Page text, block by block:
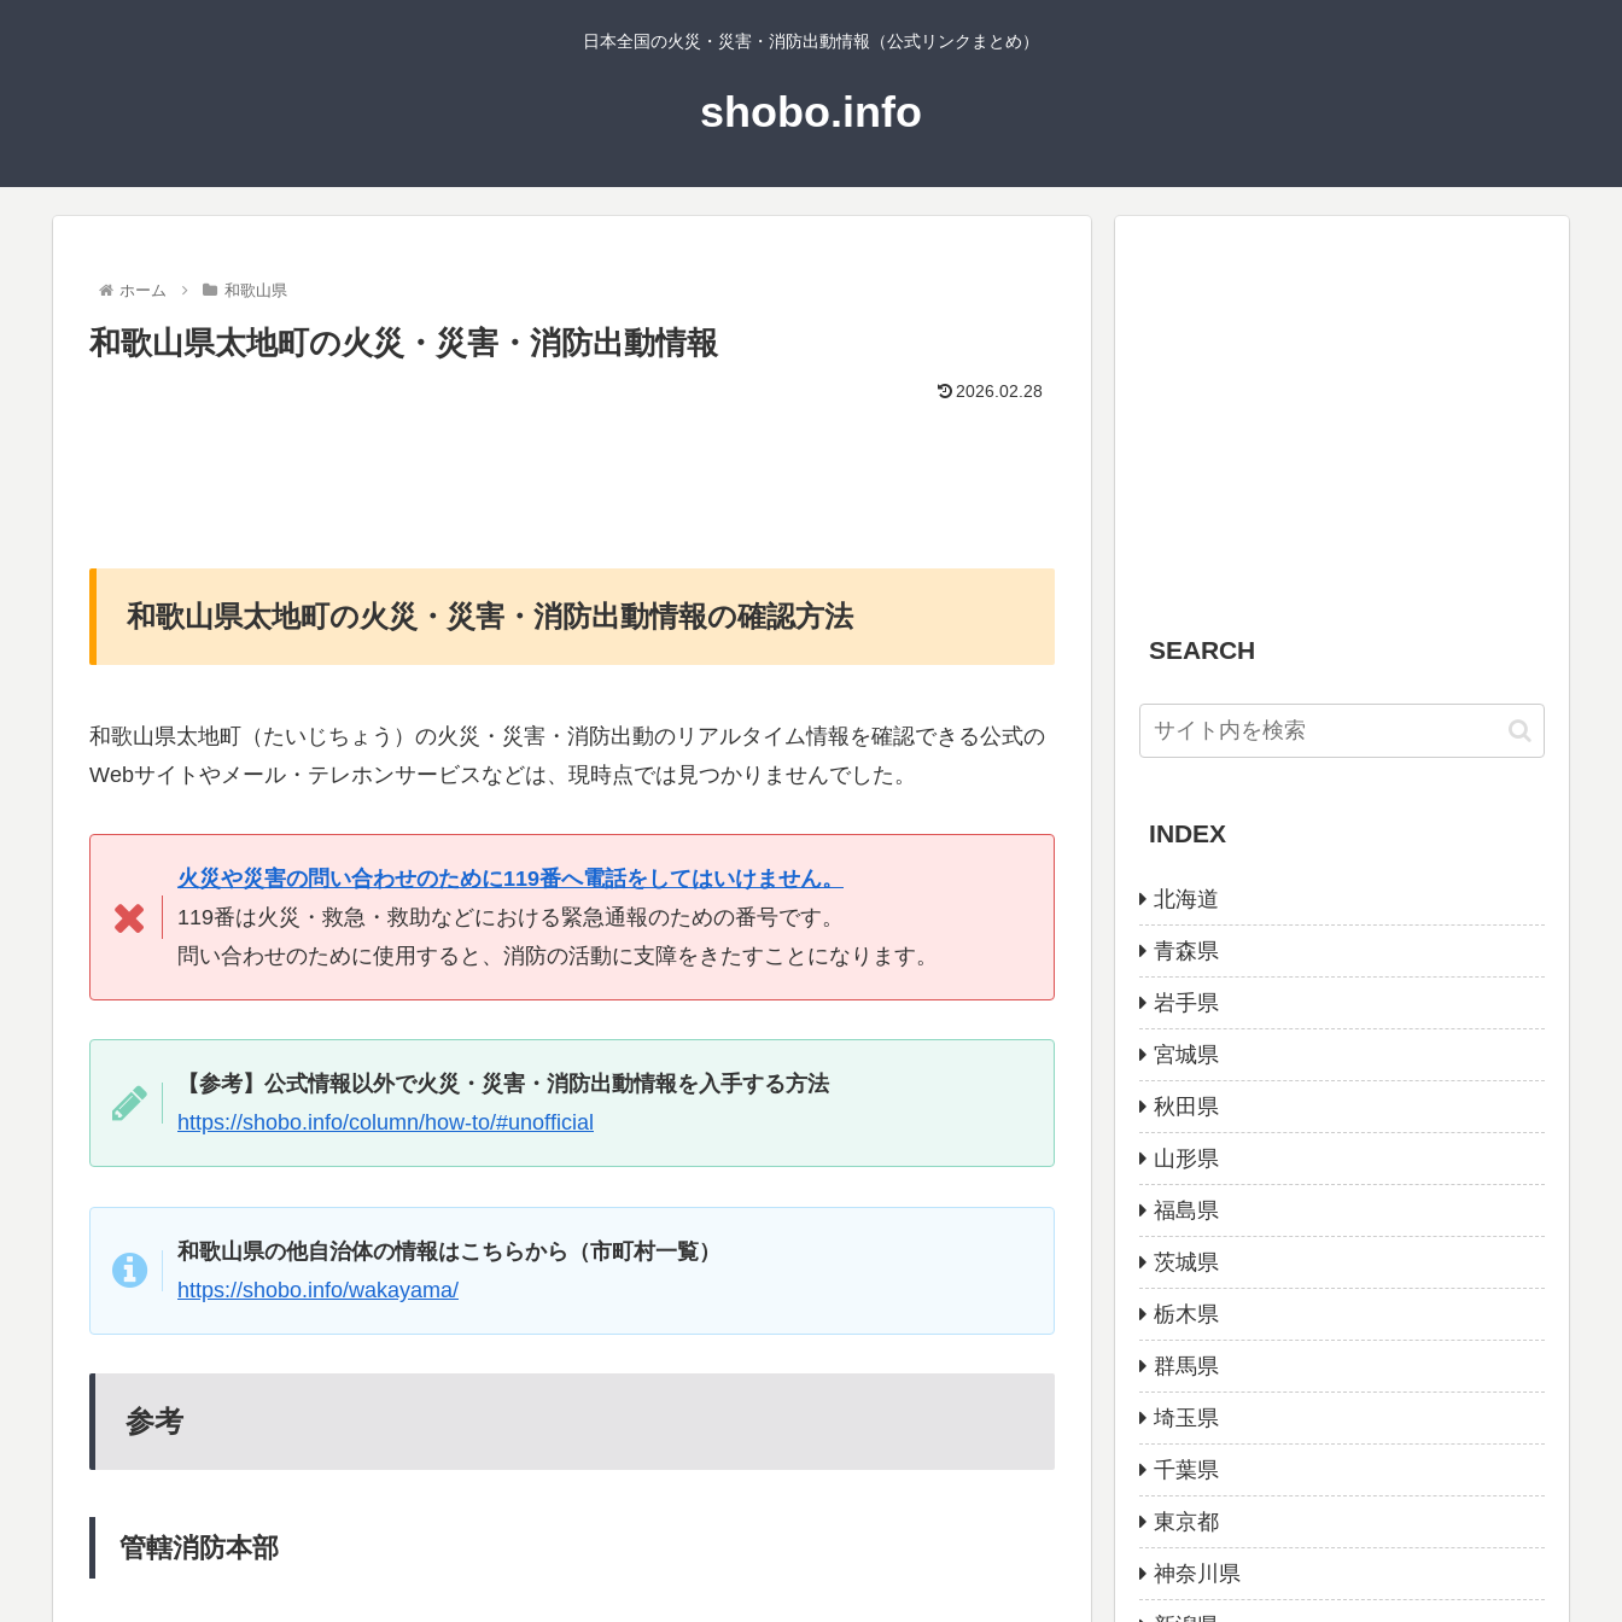
日本全国の火災・災害・消防出動情報（公式リンクまとめ）
shobo.info
ホーム 和歌山県
和歌山県太地町の火災・災害・消防出動情報
2026.02.28
和歌山県太地町の火災・災害・消防出動情報の確認方法
和歌山県太地町（たいじちょう）の火災・災害・消防出動のリアルタイム情報を確認できる公式の
Webサイトやメール・テレホンサービスなどは、現時点では見つかりませんでした。
火災や災害の問い合わせのために119番へ電話をしてはいけません。
119番は火災・救急・救助などにおける緊急通報のための番号です。
問い合わせのために使用すると、消防の活動に支障をきたすことになります。
【参考】公式情報以外で火災・災害・消防出動情報を入手する方法
https://shobo.info/column/how-to/#unofficial
和歌山県の他自治体の情報はこちらから（市町村一覧）
https://shobo.info/wakayama/
参考
管轄消防本部
SEARCH
INDEX
北海道
青森県
岩手県
宮城県
秋田県
山形県
福島県
茨城県
栃木県
群馬県
埼玉県
千葉県
東京都
神奈川県